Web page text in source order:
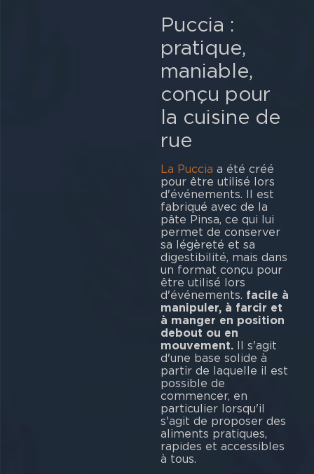
Puccia :
pratique,
maniable,
conçu pour
la cuisine de
rue
La Puccia a été créé
pour être utilisé lors
d'événements. Il est
fabriqué avec de la
pâte Pinsa, ce qui lui
permet de conserver
sa légèreté et sa
digestibilité, mais dans
un format conçu pour
être utilisé lors
d'événements. facile à
manipuler, à farcir et
à manger en position
debout ou en
mouvement. Il s'agit
d'une base solide à
partir de laquelle il est
possible de
commencer, en
particulier lorsqu'il
s'agit de proposer des
aliments pratiques,
rapides et accessibles
à tous.